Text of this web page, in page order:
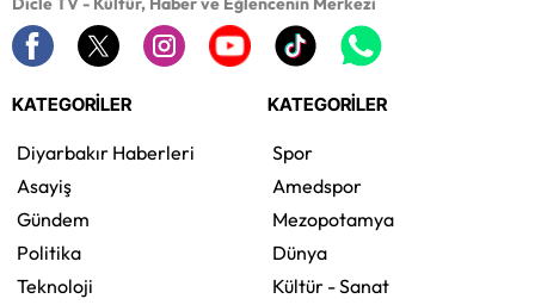
KATEGORİLER
Diyarbakır Haberleri
Asayiş
Gündem
Politika
Teknoloji
KATEGORİLER
Spor
Amedspor
Mezopotamya
Dünya
Kültür - Sanat